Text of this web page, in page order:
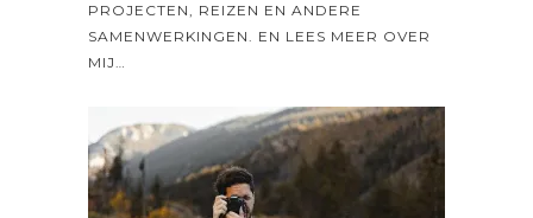
PROJECTEN, REIZEN EN ANDERE
SAMENWERKINGEN. EN LEES MEER OVER
MIJ…